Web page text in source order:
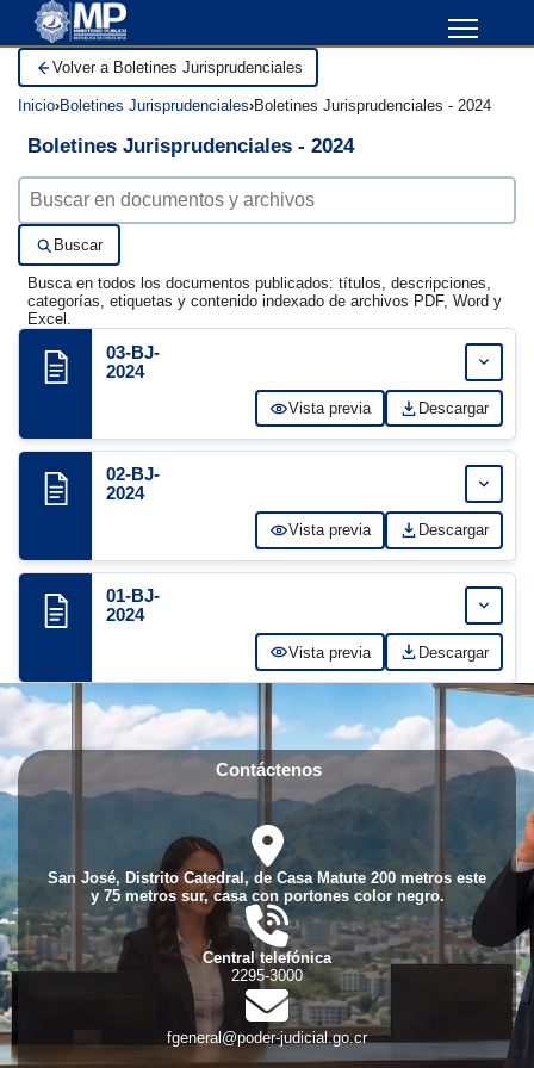
Volver a Boletines Jurisprudenciales
Inicio Boletines Jurisprudenciales Boletines Jurisprudenciales - 2024
Boletines Jurisprudenciales - 2024
Buscar documentos
Buscar
Busca en todos los documentos publicados: títulos, descripciones,
categorías, etiquetas y contenido indexado de archivos PDF, Word y
Excel.
03-BJ-
2024
Vista previa Descargar
02-BJ-
2024
Vista previa Descargar
01-BJ-
2024
Vista previa Descargar
Contáctenos
fas
fa-
location-
dot
San José, Distrito Catedral, de Casa Matute 200 metros este
y 75 metros sur, casa con portones color negro.
fas
fa-
phone-
volume
Central telefónica
2295-3000
fas
fa-
envelope
fgeneral@poder-judicial.go.cr